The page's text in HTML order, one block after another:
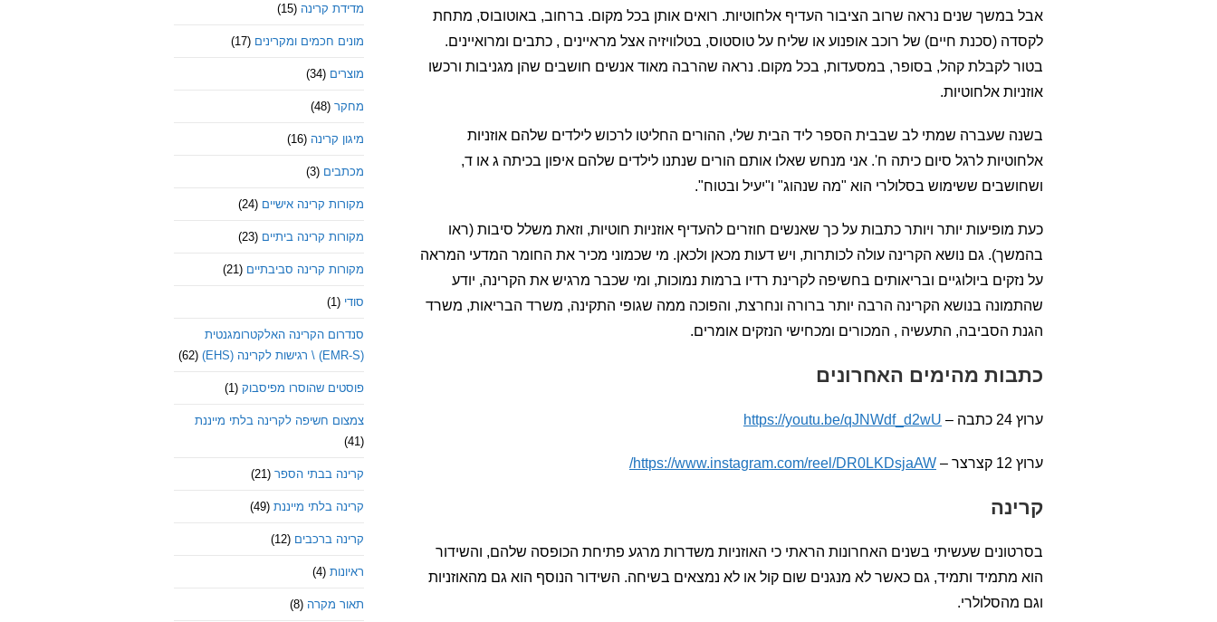
אבל במשך שנים נראה שרוב הציבור העדיף אלחוטיות. רואים אותן בכל מקום. ברחוב, באוטובוס, מתחת
לקסדה (סכנת חיים) של רוכב אופנוע או שליח על טוסטוס, בטלוויזיה אצל מראיינים , כתבים ומרואיינים.
בטור לקבלת קהל, בסופר, במסעדות, בכל מקום. נראה שהרבה מאוד אנשים חושבים שהן מגניבות ורכשו
אוזניות אלחוטיות.
בשנה שעברה שמתי לב שבבית הספר ליד הבית שלי, ההורים החליטו לרכוש לילדים שלהם אוזניות
אלחוטיות לרגל סיום כיתה ח'. אני מנחש שאלו אותם הורים שנתנו לילדים שלהם איפון בכיתה ג או ד,
ושחושבים ששימוש בסלולרי הוא "מה שנהוג" ו"יעיל ובטוח".
כעת מופיעות יותר ויותר כתבות על כך שאנשים חוזרים להעדיף אוזניות חוטיות, וזאת משלל סיבות (ראו
בהמשך). גם נושא הקרינה עולה לכותרות, ויש דעות מכאן ולכאן. מי שכמוני מכיר את החומר המדעי המראה
על נזקים ביולוגיים ובריאותים בחשיפה לקרינת רדיו ברמות נמוכות, ומי שכבר מרגיש את הקרינה, יודע
שהתמונה בנושא הקרינה הרבה יותר ברורה ונחרצת, והפוכה ממה שגופי התקינה, משרד הבריאות, משרד
הגנת הסביבה, התעשיה , המכורים ומכחישי הנזקים אומרים.
כתבות מהימים האחרונים
ערוץ 24 כתבה – https://youtu.be/qJNWdf_d2wU
ערוץ 12 קצרצר – https://www.instagram.com/reel/DR0LKDsjaAW/
קרינה
בסרטונים שעשיתי בשנים האחרונות הראתי כי האוזניות משדרות מרגע פתיחת הכופסה שלהם, והשידור
הוא מתמיד ותמיד, גם כאשר לא מנגנים שום קול או לא נמצאים בשיחה. השידור הנוסף הוא גם מהאוזניות
וגם מהסלולרי.
מדידת קרינה (15)
מונים חכמים ומקרינים (17)
מוצרים (34)
מחקר (48)
מיגון קרינה (16)
מכתבים (3)
מקורות קרינה אישיים (24)
מקורות קרינה ביתיים (23)
מקורות קרינה סביבתיים (21)
סודי (1)
סנדרום הקרינה האלקטרומגנטית
(EMR-S) \ רגישות לקרינה (EHS)
(62)
פוסטים שהוסרו מפיסבוק (1)
צמצום חשיפה לקרינה בלתי מייננת
(41)
קרינה בבתי הספר (21)
קרינה בלתי מייננת (49)
קרינה ברכבים (12)
ראיונות (4)
תאור מקרה (8)